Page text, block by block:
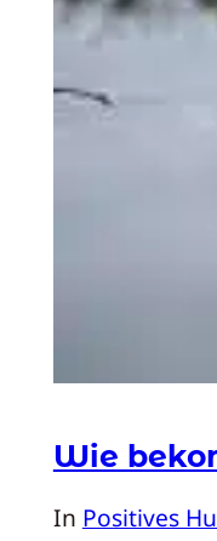
Wie
In Positives